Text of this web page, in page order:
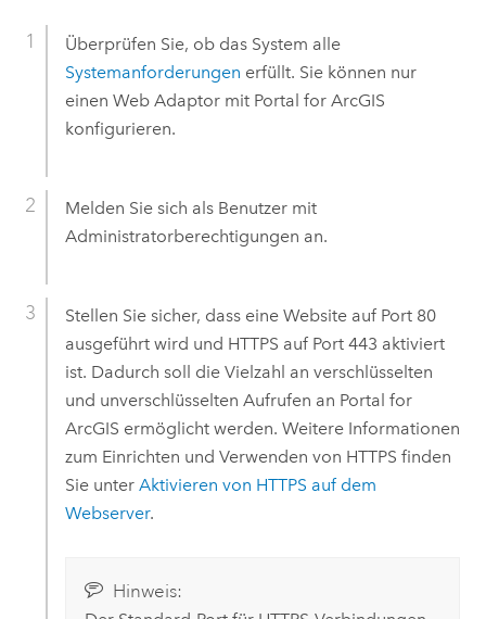
Überprüfen Sie, ob das System alle
Systemanforderungen erfüllt. Sie können nur
einen Web Adaptor mit Portal for ArcGIS
konfigurieren.
Melden Sie sich als Benutzer mit
Administratorberechtigungen an.
Stellen Sie sicher, dass eine Website auf Port 80
ausgeführt wird und HTTPS auf Port 443 aktiviert
ist. Dadurch soll die Vielzahl an verschlüsselten
und unverschlüsselten Aufrufen an Portal for
ArcGIS ermöglicht werden. Weitere Informationen
zum Einrichten und Verwenden von HTTPS finden
Sie unter Aktivieren von HTTPS auf dem
Webserver.
Hinweis: